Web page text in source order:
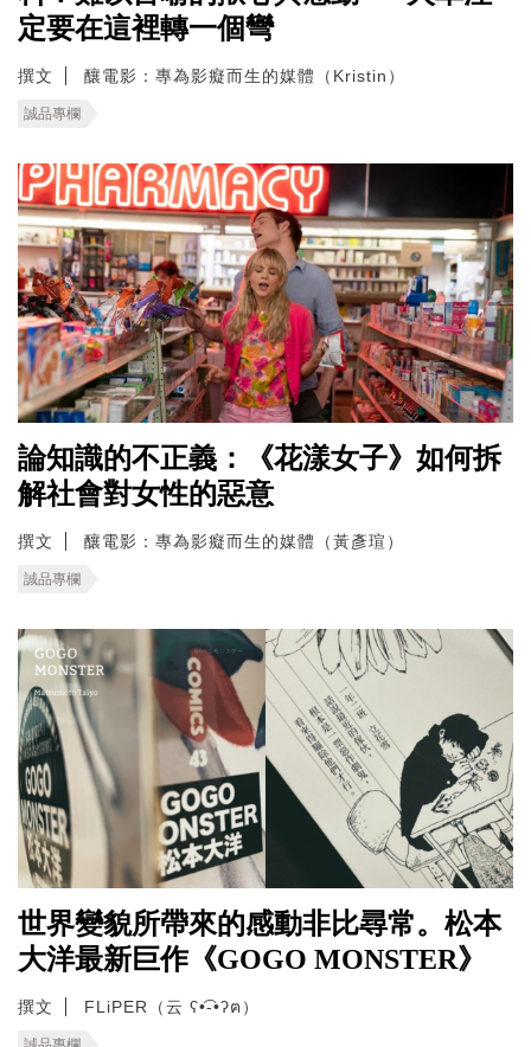
定要在這裡轉一個彎
撰文 釀電影：專為影癡而生的媒體（Kristin）
誠品專欄
論知識的不正義：《花漾女子》如何拆
解社會對女性的惡意
撰文 釀電影：專為影癡而生的媒體（黃彥瑄）
誠品專欄
世界變貌所帶來的感動非比尋常。松本
大洋最新巨作《GOGO MONSTER》
撰文 FLiPER（云 ʕ•͡-•ʔฅ）